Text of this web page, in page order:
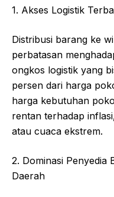
1. Akses Logistik
Distribusi barang ke
perbatasan
ongkos logistik yang
persen dari harga
harga kebutuhan
rentan terhadap
atau cuaca ekstrem.
2. Dominasi Penyedia
Daerah